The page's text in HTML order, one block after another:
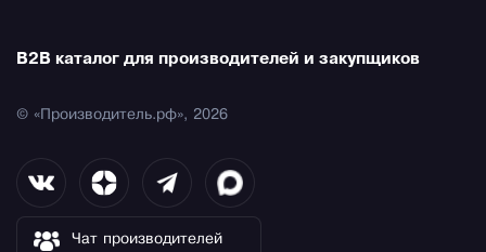
B2B каталог для производителей и закупщиков
© «Производитель.рф», 2026
Чат производителей